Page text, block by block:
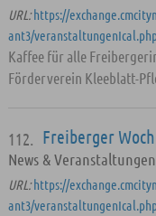
URL: https://
ant3/
Kaffee für alle
Förderverein Kleeblatt-
112. Freiberger
News & Veranstaltungen
URL: https://
ant3/